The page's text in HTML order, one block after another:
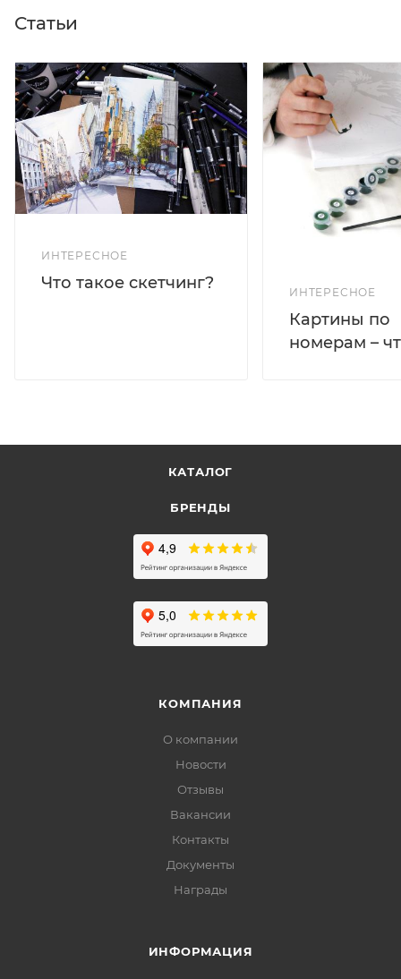
Статьи
ИНТЕРЕСНОЕ
Что такое скетчинг?
ИНТЕРЕСНОЕ
Картины по
номерам –
КАТАЛОГ
БРЕНДЫ
КОМПАНИЯ
О компании
Новости
Отзывы
Вакансии
Контакты
Документы
Награды
ИНФОРМАЦИЯ